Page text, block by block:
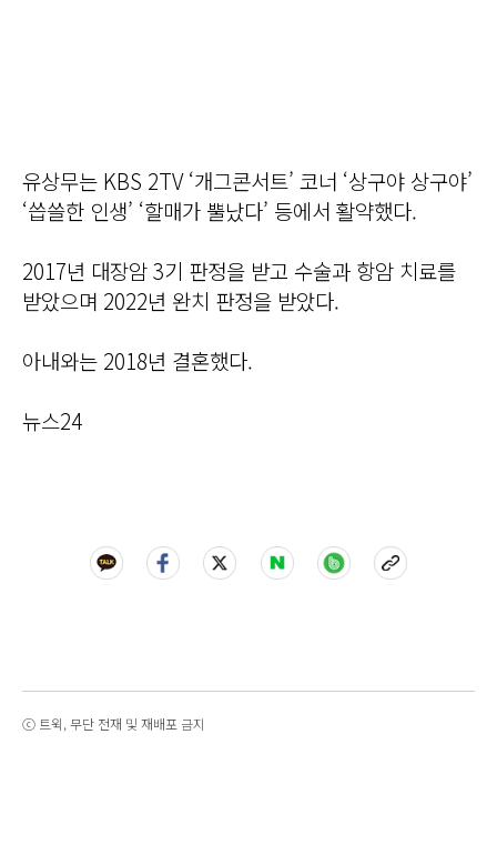
유상무는 KBS 2TV ‘개그콘서트’ 코너 ‘상구야 상구야’
‘씁쓸한 인생’ ‘할매가 뿔났다’ 등에서 활약했다.
2017년 대장암 3기 판정을 받고 수술과 항암 치료를
받았으며 2022년 완치 판정을 받았다.
아내와는 2018년 결혼했다.
뉴스24
ⓒ 트윅, 무단 전재 및 재배포 금지